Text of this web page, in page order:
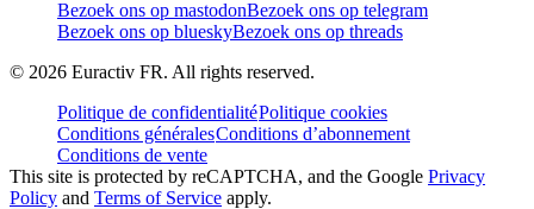
Bezoek ons op mastodonBezoek ons op telegram
Bezoek ons op blueskyBezoek ons op threads
© 2026 Euractiv FR. All rights reserved.
Politique de confidentialitéPolitique cookies
Conditions généralesConditions d’abonnement
Conditions de vente
This site is protected by reCAPTCHA, and the Google Privacy
Policy and Terms of Service apply.